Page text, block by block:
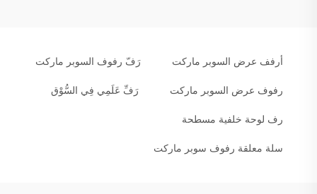
أرفف عرض السوبر ماركت رَفّ رفوف السوبر ماركت
رفوف عرض السوبر ماركت رَفِّ عَلَمِي فِي السُّوْق
رف لوحة خلفية مسطحة
سلة معلقة رفوف سوبر ماركت